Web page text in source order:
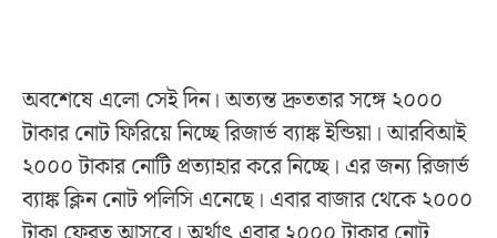
অবশেষে এলো সেই দিন। অত্যন্ত দ্রুততার সঙ্গে ২০০০
টাকার নোট ফিরিয়ে নিচ্ছে রিজার্ভ ব্যাঙ্ক ইন্ডিয়া। আরবিআই
২০০০ টাকার নোটি প্রত্যাহার করে নিচ্ছে। এর জন্য রিজার্ভ
ব্যাঙ্ক ক্লিন নোট পলিসি এনেছে। এবার বাজার থেকে ২০০০